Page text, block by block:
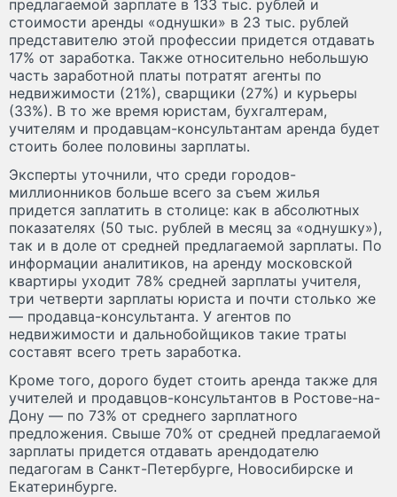
предлагаемой зарплате в 133 тыс. рублей и
стоимости аренды «однушки» в 23 тыс. рублей
представителю этой профессии придется отдавать
17% от заработка. Также относительно небольшую
часть заработной платы потратят агенты по
недвижимости (21%), сварщики (27%) и курьеры
(33%). В то же время юристам, бухгалтерам,
учителям и продавцам-консультантам аренда будет
стоить более половины зарплаты.
Эксперты уточнили, что среди городов-
миллионников больше всего за съем жилья
придется заплатить в столице: как в абсолютных
показателях (50 тыс. рублей в месяц за «однушку»),
так и в доле от средней предлагаемой зарплаты. По
информации аналитиков, на аренду московской
квартиры уходит 78% средней зарплаты учителя,
три четверти зарплаты юриста и почти столько же
— продавца-консультанта. У агентов по
недвижимости и дальнобойщиков такие траты
составят всего треть заработка.
Кроме того, дорого будет стоить аренда также для
учителей и продавцов-консультантов в Ростове-на-
Дону — по 73% от среднего зарплатного
предложения. Свыше 70% от средней предлагаемой
зарплаты придется отдавать арендодателю
педагогам в Санкт-Петербурге, Новосибирске и
Екатеринбурге.